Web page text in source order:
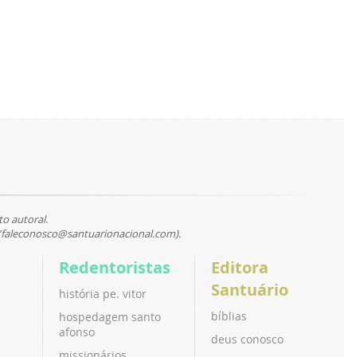
autoral.
Redentoristas
história pe. vitor
hospedagem santo
afonso
Editora
Santuário
bíblias
deus conosco